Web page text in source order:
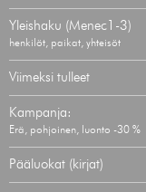
Yleishaku (Menec1-3)
henkilöt, paikat, yhteisöt
Viimeksi tulleet
Kampanja:
Erä, pohjoinen, luonto -30 %
Pääluokat (kirjat)